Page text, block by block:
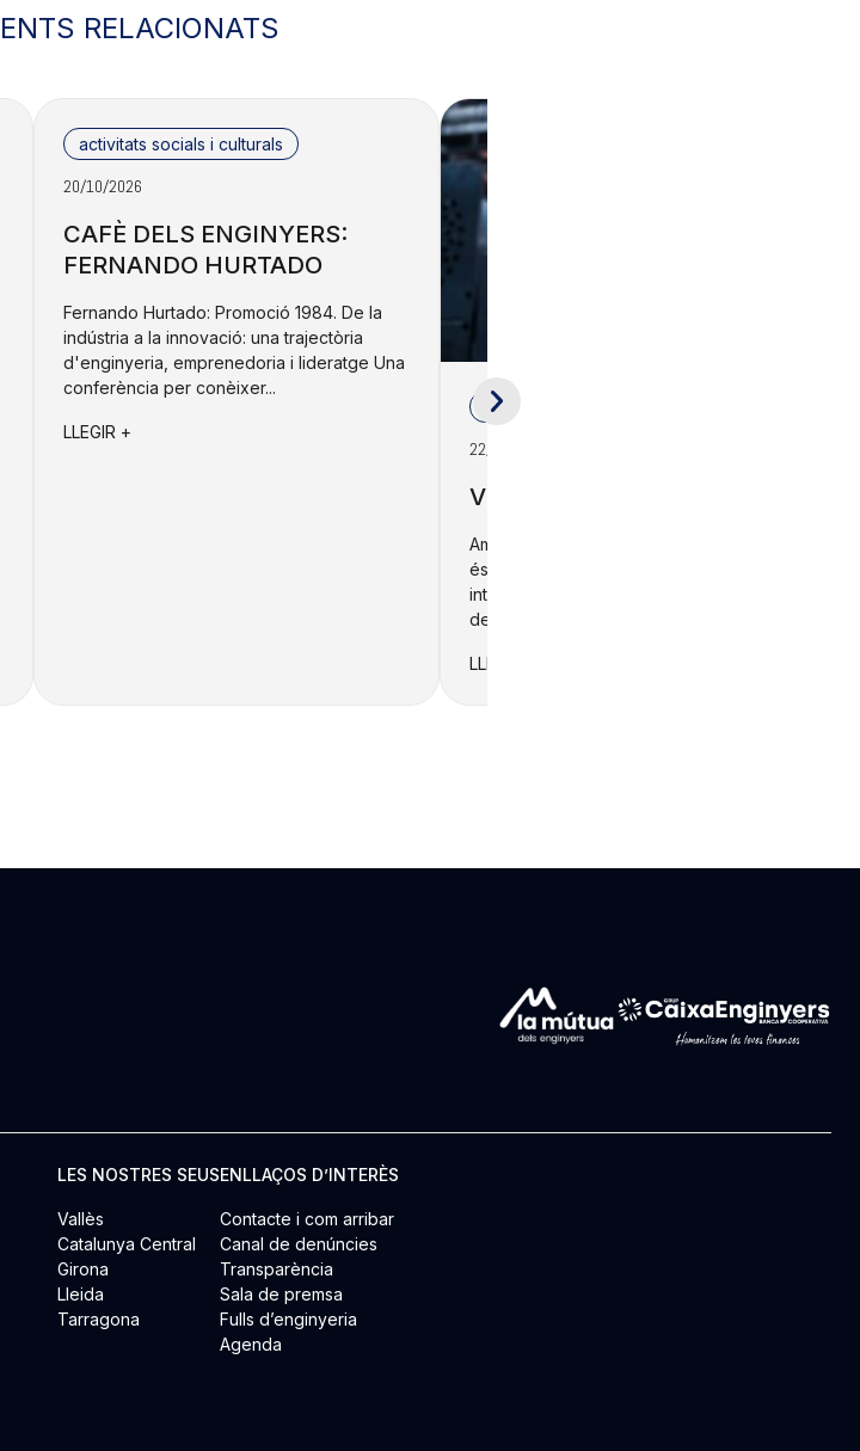
RELACIONATS
activitats socials i culturals
20/10/2026
CAFÈ DELS ENGINYERS:
FERNANDO HURTADO
Fernando Hurtado: Promoció 1984. De la
indústria a la innovació: una trajectòria
d'enginyeria, emprenedoria i lideratge Una
conferència per conèixer...
LLEGIR +
destacats
22/09/2026
VISITA TÈCNICA A LA FARGA
Amb més de 217 anys d'història, La Farga
és una empresa industrial de referència
internacional especialitzada en el
desenvolupament de...
LLEGIR +
LES NOSTRES SEUS
Vallès
Catalunya Central
Girona
Lleida
Tarragona
ENLLAÇOS D’INTERÈS
Contacte i com arribar
Canal de denúncies
Transparència
Sala de premsa
Fulls d’enginyeria
Agenda